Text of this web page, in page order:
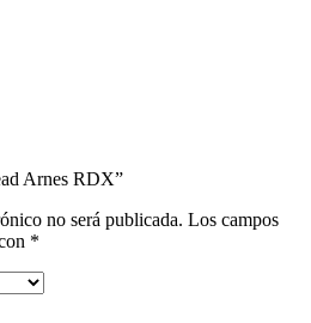
Arnes RDX”
no será publicada. Los campos
*